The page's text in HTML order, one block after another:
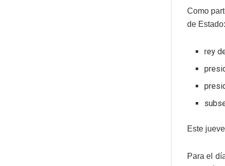
Como
de Estado:
rey
Este
Para el